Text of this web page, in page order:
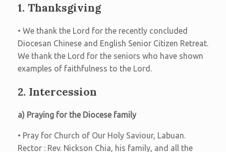
1. Thanksgiving
• We thank the Lord for the recently concluded
Diocesan Chinese and English Senior Citizen Retreat.
We thank the Lord for the seniors who have shown
examples of faithfulness to the Lord.
2. Intercession
a) Praying for the Diocese family
• Pray for Church of Our Holy Saviour, Labuan.
Rector : Rev. Nickson Chia, his family, and all the